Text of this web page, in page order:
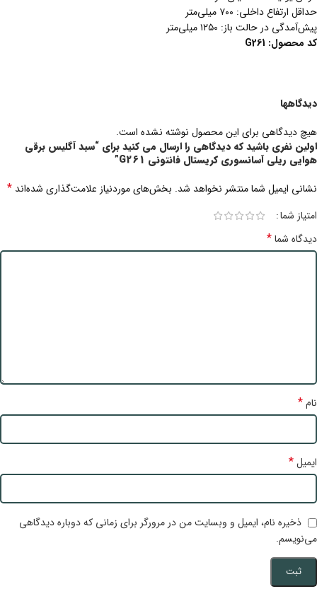
حداقل ارتفاع داخلی: ۷۰۰ میلی‌متر
پیش‌آمدگی در حالت باز: ۱۲۵۰ میلی‌متر
کد محصول:
G261
دیدگاهها
هیچ دیدگاهی برای این محصول نوشته نشده است.
اولین نفری باشید که دیدگاهی را ارسال می کنید برای “سبد آگلیس برقی
هوایی ریلی آسانسوری کریستال فانتونی G261”
نشانی ایمیل شما منتشر نخواهد شد. بخش‌های موردنیاز علامت‌گذاری شده‌اند *
امتیاز شما
دیدگاه شما*
نام*
ایمیل*
ذخیره نام، ایمیل و وبسایت من در مرورگر برای زمانی که دوباره دیدگاهی
می‌نویسم.